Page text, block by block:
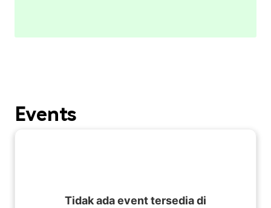
Events
Tidak ada event tersedia di